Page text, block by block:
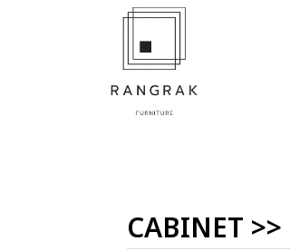
CABINET >>